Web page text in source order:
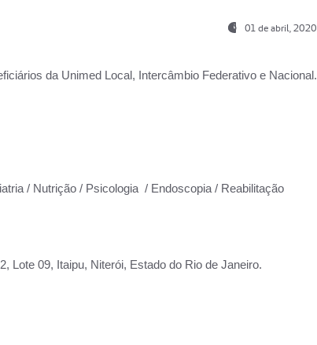
01 de abril, 2020
da Unimed Local, Intercâmbio Federativo e Nacional.
/ Nutrição / Psicologia / Endoscopia / Reabilitação
Lote 09, Itaipu, Niterói, Estado do Rio de Janeiro.